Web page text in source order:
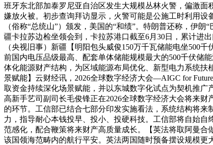
班牙东北部加泰罗尼亚自治区发生大规模丛林火警，偏激
嫌放火被。初步查询拜访显示，火警可能是公施工时利用
（俗称“总统山”）颁发，美国的“和绩”。特朗普还称，伊
疆卡拉苏边检坐领会到，卡拉苏港口截至6月30日，累计进
（央视旧事）新疆【明阳包头威俊150万千瓦储能电坐500
前国内电压品级最高、配套单体储能规模最大的500千伏储
体化能源财产结构，为区域能源布局优化、新型电力系统
景赋能】云财经讯，2026全球数字经济大会—AIGC for
取资金持续深化场景赋能，并以东城数字化试点为契机推
高新手艺司副司长毛俊锋正在2026全球数字经济大会将来
的环节。工信部已结合七部分印发实施看法，系统结构将
力，指导耐心本钱投早、投小、投硬科技。工信部将自始
范感化，配合鞭策将来财产高质量成长。【英法将取阿曼
该国领海范畴内的航行平安。英法两国随时预备摆设规模